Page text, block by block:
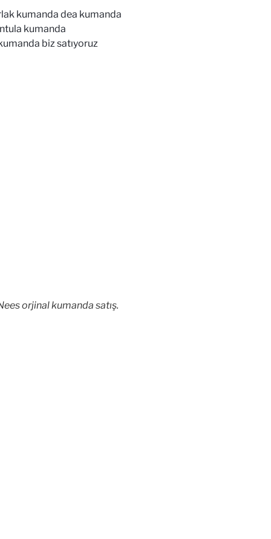
kumanda dea kumanda
kumanda
biz satıyoruz
orjinal kumanda satış.